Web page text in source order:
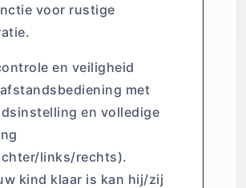
voor rustige
en veiligheid
met
en volledige
links/rechts).
kind klaar is kan hij/zij